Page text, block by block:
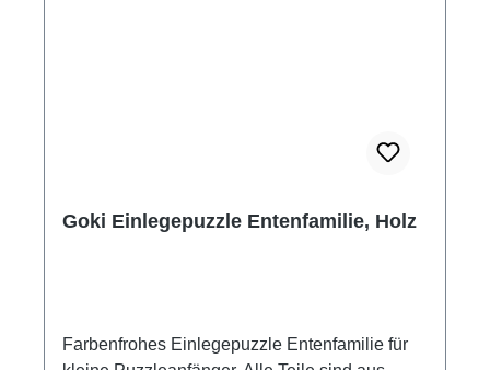
Goki Einlegepuzzle Entenfamilie, Holz
Farbenfrohes Einlegepuzzle Entenfamilie für